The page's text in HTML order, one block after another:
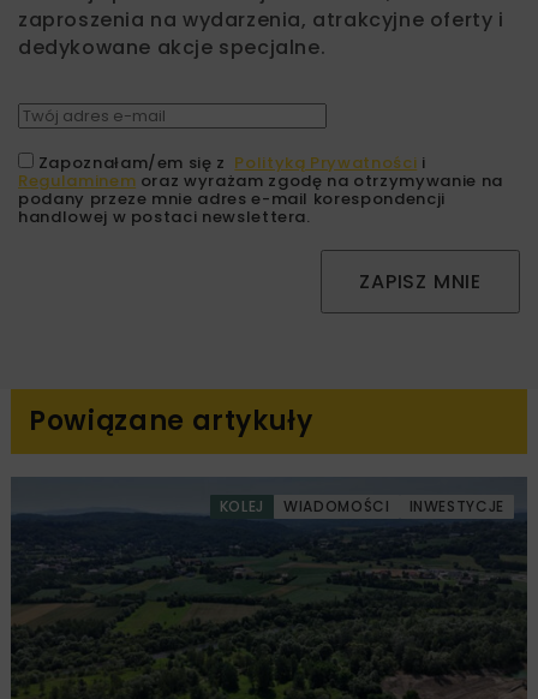
zaproszenia na wydarzenia, atrakcyjne oferty i
dedykowane akcje specjalne.
Zapoznałam/em się z Polityką Prywatności i
Regulaminem oraz wyrażam zgodę na otrzymywanie na
podany przeze mnie adres e-mail korespondencji
handlowej w postaci newslettera.
ZAPISZ MNIE
Powiązane artykuły
KOLEJ WIADOMOŚCI INWESTYCJE